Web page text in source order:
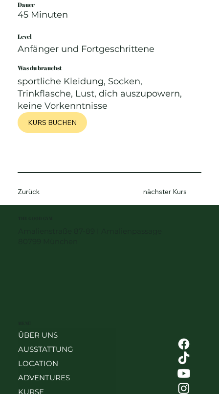
Dauer
45 Minuten
Level
Anfänger und Fortgeschrittene
Was du brauchst
sportliche Kleidung, Socken,
Trinkflasche, Lust, dich auszupowern,
keine Vorkenntnisse
KURS BUCHEN
nächster Kurs
Zurück
ÜBER UNS
AUSSTATTUNG
LOCATION
ADVENTURES
KURSE